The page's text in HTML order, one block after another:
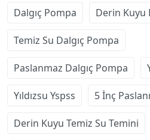
Dalgıç Pompa Derin Kuyu
Temiz Su Dalgıç Pompa
Paslanmaz Dalgıç Pompa
Yıldızsu Yspss 5 İnç
Derin Kuyu Temiz Su Temini